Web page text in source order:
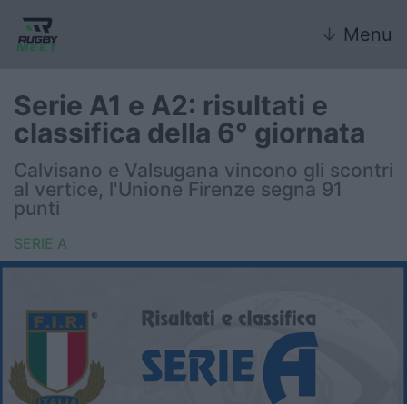
↓ Menu
Nazionali giovanili
Rugby Sevens
FIR
Internazionale
United Rugby Championship
Serie A1 e A2: risultati e
classifica della 6° giornata
Calvisano e Valsugana vincono gli scontri
al vertice, l'Unione Firenze segna 91
punti
SERIE A